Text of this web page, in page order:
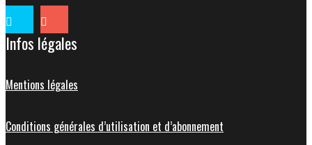
Infos légales
Mentions légales
Conditions générales d’utilisation et d’abonnement